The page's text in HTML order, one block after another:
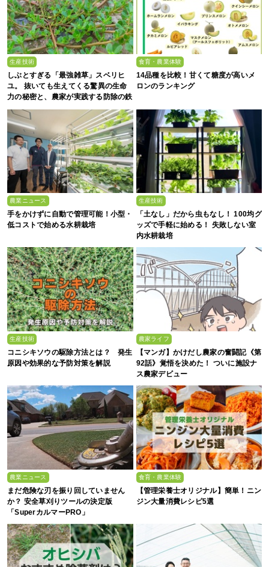
生産技術
しぶとすぎる「最強雑草」スベリヒ
ユ。 抜いても生えてくる驚異の生命
力の秘密と、農家が実践する防除の鉄
食育・農業体験
14品種を比較！甘くて糖度が高いメ
ロンのランキング
農業ニュース
手をかけずに自動で管理可能！小型・
低コストで始める水耕栽培
生産技術
「土なし」だから虫もなし！ 100均グ
ッズで手軽に始める！ 失敗しない室
内水耕栽培
生産技術
コニシキソウの駆除方法とは？ 発生
原因や効果的な予防対策を解説
農家ライフ
【マンガ】かけだし農家の奮闘記《第
92話》覚悟を決めた！ ついに施設ナ
ス農家デビュー
農業ニュース
まだ危険な刃を振り回していません
か？ 安全草刈りツールの決定版
「SuperカルマーPRO」
食育・農業体験
【管理栄養士オリジナル】簡単！ニン
ジン大量消費レシピ5選